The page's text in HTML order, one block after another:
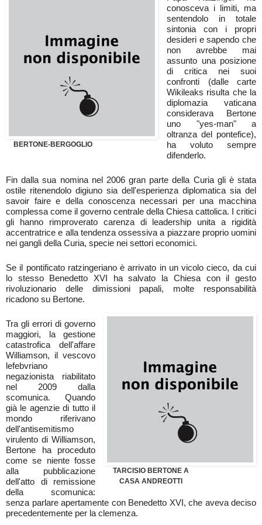
BERTONE-BERGOGLIO
conosceva i limiti, ma
sentendolo in totale
sintonia con i propri
desideri e sapendo che
non avrebbe mai
assunto una posizione
di critica nei suoi
confronti (dalle carte
Wikileaks risulta che la
diplomazia vaticana
considerava Bertone
uno "yes-man" a
oltranza del pontefice),
ha voluto sempre
difenderlo.
Fin dalla sua nomina nel 2006 gran parte della Curia gli è stata
ostile ritenendolo digiuno sia dell'esperienza diplomatica sia del
savoir faire e della conoscenza necessari per una macchina
complessa come il governo centrale della Chiesa cattolica. I critici
gli hanno rimproverato carenza di leadership unita a rigidità
accentratrice e alla tendenza ossessiva a piazzare proprio uomini
nei gangli della Curia, specie nei settori economici.
Se il pontificato ratzingeriano è arrivato in un vicolo cieco, da cui
lo stesso Benedetto XVI ha salvato la Chiesa con il gesto
rivoluzionario delle dimissioni papali, molte responsabilità
ricadono su Bertone.
TARCISIO BERTONE A
CASA ANDREOTTI
Tra gli errori di governo
maggiori, la gestione
catastrofica dell'affare
Williamson, il vescovo
lefebvriano
negazionista riabilitato
nel 2009 dalla
scomunica. Quando
già le agenzie di tutto il
mondo riferivano
dell'antisemitismo
virulento di Williamson,
Bertone ha proceduto
come se niente fosse
alla pubblicazione
dell'atto di remissione
della scomunica:
senza parlare apertamente con Benedetto XVI, che aveva deciso
precedentemente per la clemenza.